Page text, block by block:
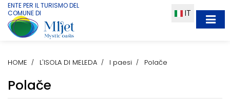
ENTE PER IL TURISMO DEL
COMUNE DI
IT
HOME L'ISOLA DI MELEDA I paesi Polače
Polače